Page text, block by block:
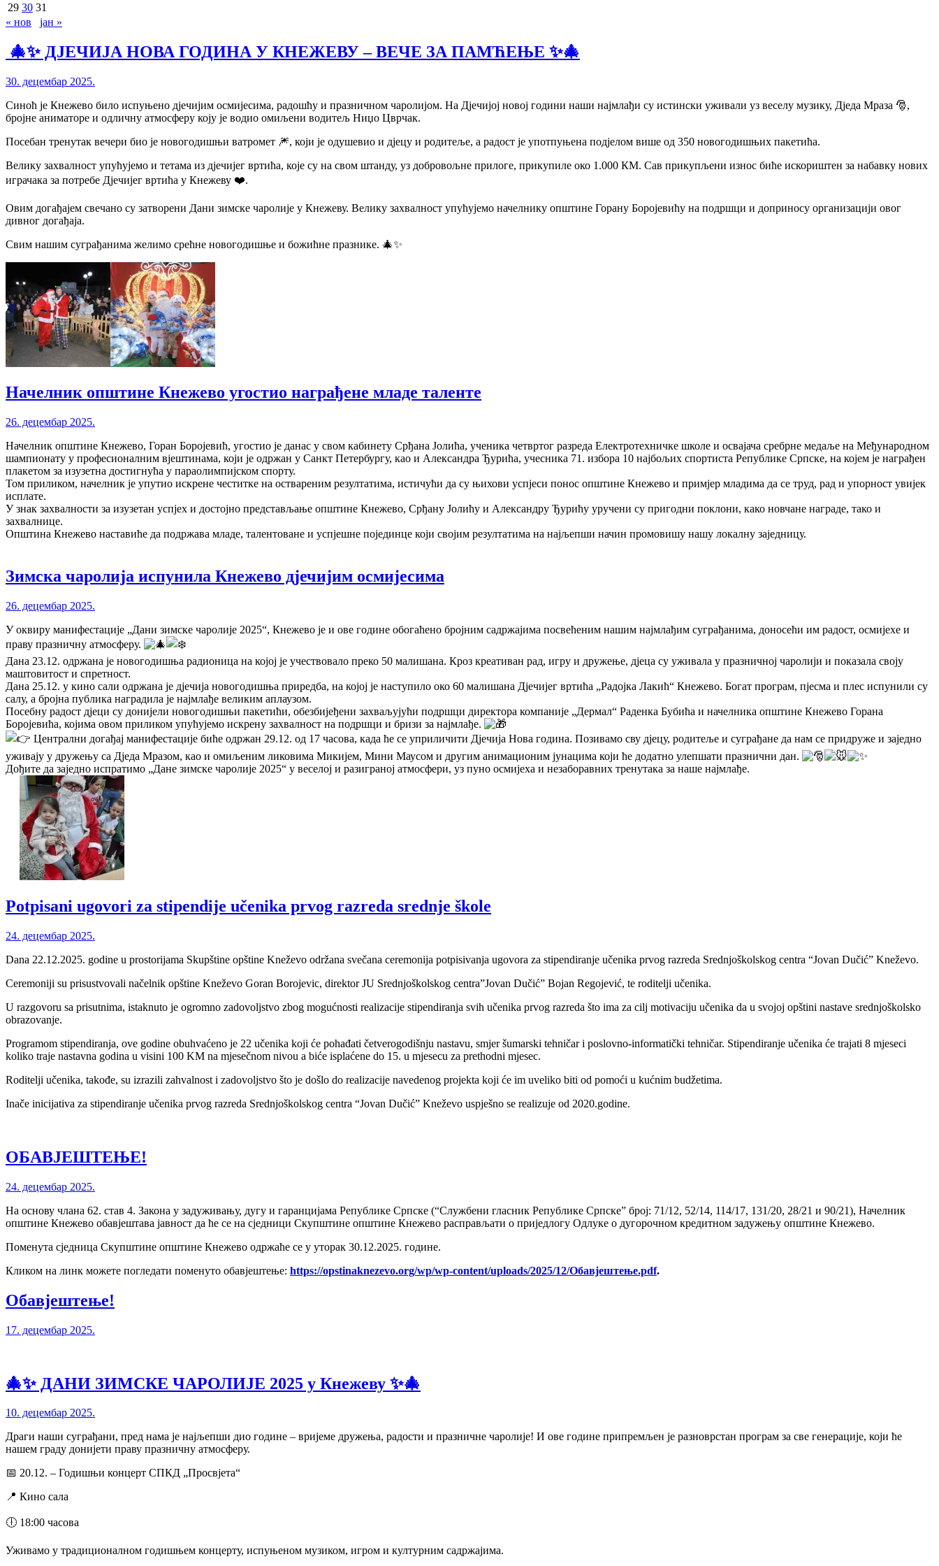
29 30 31
« нов
јан »
🎄✨ ДЈЕЧИЈА НОВА ГОДИНА У КНЕЖЕВУ – ВЕЧЕ ЗА ПАМЋЕЊЕ ✨🎄
30. децембар 2025.
Синоћ је Кнежево било испуњено дјечијим осмијесима, радошћу и празничном чаролијом. На Дјечијој новој години наши најмлађи су истински уживали уз веселу музику, Дједа Мраза 🎅,
бројне аниматоре и одличну атмосферу коју је водио омиљени водитељ Ниџо Цврчак.
Посебан тренутак вечери био је новогодишњи ватромет 🎆, који је одушевио и дјецу и родитеље, а радост је употпуњена подјелом више од 350 новогодишњих пакетића.
Велику захвалност упућујемо и тетама из дјечијег вртића, које су на свом штанду, уз добровољне прилоге, прикупиле око 1.000 КМ. Сав прикупљени износ биће искориштен за набавку нових
играчака за потребе Дјечијег вртића у Кнежеву ❤️.
Овим догађајем свечано су затворени Дани зимске чаролије у Кнежеву. Велику захвалност упућујемо начелнику општине Горану Боројевићу на подршци и доприносу организацији овог
дивног догађаја.
Свим нашим суграђанима желимо срећне новогодишње и божићне празнике. 🎄✨
Начелник општине Кнежево угостио награђене младе таленте
26. децембар 2025.
Начелник општине Кнежево, Горан Боројевић, угостио је данас у свом кабинету Срђана Јолића, ученика четвртог разреда Електротехничке школе и освајача сребрне медаље на Међународном
шампионату у професионалним вјештинама, који је одржан у Санкт Петербургу, као и Александра Ђурића, учесника 71. избора 10 најбољих спортиста Републике Српске, на којем је награђен
плакетом за изузетна достигнућа у параолимпијском спорту.
Том приликом, начелник је упутио искрене честитке на оствареним резултатима, истичући да су њихови успјеси понос општине Кнежево и примјер младима да се труд, рад и упорност увијек
исплате.
У знак захвалности за изузетан успјех и достојно представљање општине Кнежево, Срђану Јолићу и Александру Ђурићу уручени су пригодни поклони, како новчане награде, тако и
захвалнице.
Општина Кнежево наставиће да подржава младе, талентоване и успјешне појединце који својим резултатима на најљепши начин промовишу нашу локалну заједницу.
Зимска чаролија испунила Кнежево дјечијим осмијесима
26. децембар 2025.
У оквиру манифестације „Дани зимске чаролије 2025“, Кнежево је и ове године обогаћено бројним садржајима посвећеним нашим најмлађим суграђанима, доносећи им радост, осмијехе и
праву празничну атмосферу.
Дана 23.12. одржана је новогодишња радионица на којој је учествовало преко 50 малишана. Кроз креативан рад, игру и дружење, дјеца су уживала у празничној чаролији и показала своју
маштовитост и спретност.
Дана 25.12. у кино сали одржана је дјечија новогодишња приредба, на којој је наступило око 60 малишана Дјечијег вртића „Радојка Лакић“ Кнежево. Богат програм, пјесма и плес испунили су
салу, а бројна публика наградила је најмлађе великим аплаузом.
Посебну радост дјеци су донијели новогодишњи пакетићи, обезбијеђени захваљујући подршци директора компаније „Дермал“ Раденка Бубића и начелника општине Кнежево Горана
Боројевића, којима овом приликом упућујемо искрену захвалност на подршци и бризи за најмлађе.
Централни догађај манифестације биће одржан 29.12. од 17 часова, када ће се уприличити Дјечија Нова година. Позивамо сву дјецу, родитеље и суграђане да нам се придруже и заједно
уживају у дружењу са Дједа Мразом, као и омиљеним ликовима Микијем, Мини Маусом и другим анимационим јунацима који ће додатно улепшати празнични дан.
Дођите да заједно испратимо „Дане зимске чаролије 2025“ у веселој и разиграној атмосфери, уз пуно осмијеха и незаборавних тренутака за наше најмлађе.
Potpisani ugovori za stipendije učenika prvog razreda srednje škole
24. децембар 2025.
Dana 22.12.2025. godine u prostorijama Skupštine opštine Kneževo održana svečana ceremonija potpisivanja ugovora za stipendiranje učenika prvog razreda Srednjoškolskog centra “Jovan Dučić” Kneževo.
Ceremoniji su prisustvovali načelnik opštine Kneževo Goran Borojevic, direktor JU Srednjoškolskog centra”Jovan Dučić” Bojan Regojević, te roditelji učenika.
U razgovoru sa prisutnima, istaknuto je ogromno zadovoljstvo zbog mogućnosti realizacije stipendiranja svih učenika prvog razreda što ima za cilj motivaciju učenika da u svojoj opštini nastave srednjoškolsko
obrazovanje.
Programom stipendiranja, ove godine obuhvaćeno je 22 učenika koji će pohađati četverogodišnju nastavu, smjer šumarski tehničar i poslovno-informatički tehničar. Stipendiranje učenika će trajati 8 mjeseci
koliko traje nastavna godina u visini 100 KM na mjesečnom nivou a biće isplaćene do 15. u mjesecu za prethodni mjesec.
Roditelji učenika, takođe, su izrazili zahvalnost i zadovoljstvo što je došlo do realizacije navedenog projekta koji će im uveliko biti od pomoći u kućnim budžetima.
Inače inicijativa za stipendiranje učenika prvog razreda Srednjoškolskog centra “Jovan Dučić” Kneževo uspješno se realizuje od 2020.godine.
ОБАВЈЕШТЕЊЕ!
24. децембар 2025.
На основу члана 62. став 4. Закона у задуживању, дугу и гаранцијама Републике Српске (“Службени гласник Републике Српске” број: 71/12, 52/14, 114/17, 131/20, 28/21 и 90/21), Начелник
општине Кнежево обавјештава јавност да ће се на сједници Скупштине општине Кнежево расправљати о приједлогу Одлуке о дугорочном кредитном задужењу општине Кнежево.
Поменута сједница Скупштине општине Кнежево одржаће се у уторак 30.12.2025. године.
Кликом на линк можете погледати поменуто обавјештење: https://opstinaknezevo.org/wp/wp-content/uploads/2025/12/Обавјештење.pdf.
Обавјештење!
17. децембар 2025.
🎄✨ ДАНИ ЗИМСКЕ ЧАРОЛИЈЕ 2025 у Кнежеву ✨🎄
10. децембар 2025.
Драги наши суграђани, пред нама је најљепши дио године – вријеме дружења, радости и празничне чаролије! И ове године припремљен је разноврстан програм за све генерације, који ће
нашем граду донијети праву празничну атмосферу.
📅 20.12. – Годишњи концерт СПКД „Просвјета“
📍 Кино сала
🕕 18:00 часова
Уживамо у традиционалном годишњем концерту, испуњеном музиком, игром и културним садржајима.